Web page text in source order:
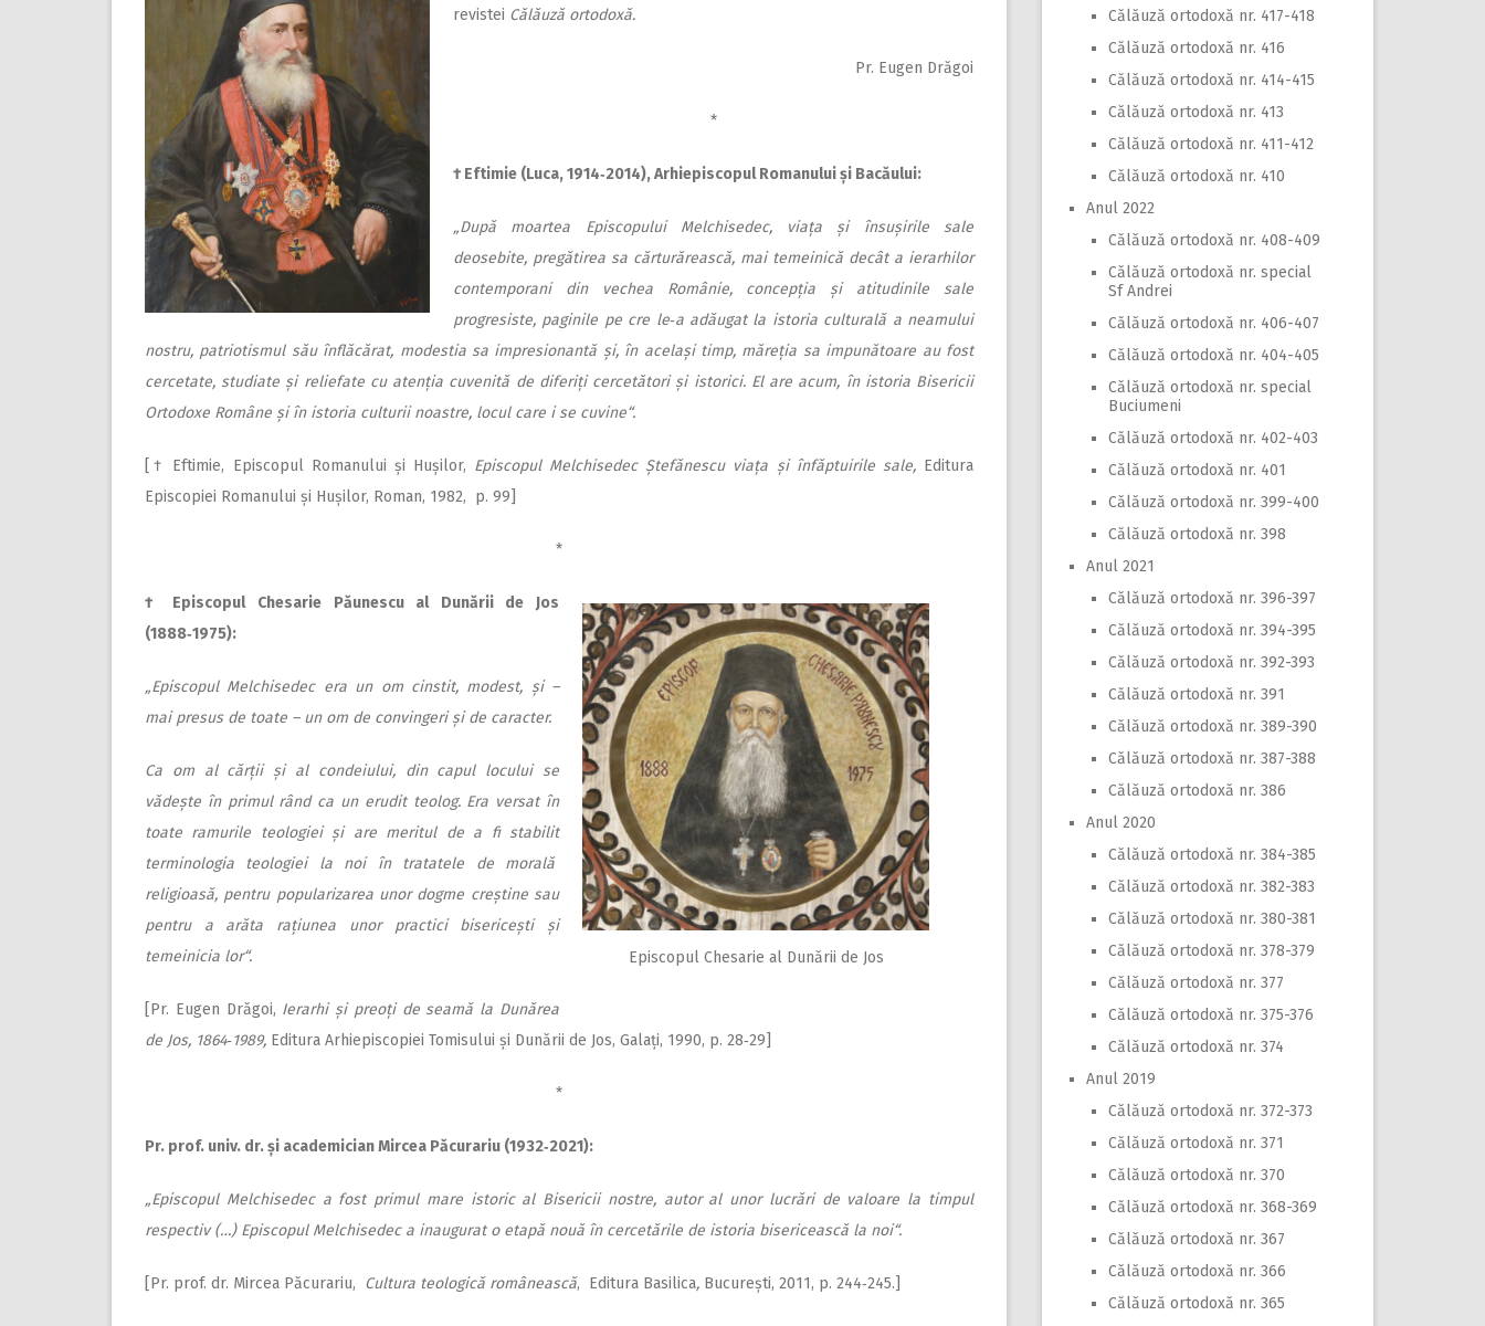
revistei Călăuză ortodoxă.
Pr. Eugen Drăgoi
*
† Eftimie (Luca, 1914‑2014), Arhiepiscopul Romanului și Bacăului:
„După moartea Episcopului Melchisedec, viața și însușirile sale
deosebite, pregătirea sa cărturărească, mai temeinică decât a ierarhilor
contemporani din vechea Românie, concepția și atitudinile sale
progresiste, paginile pe cre le‑a adăugat la istoria culturală a neamului
nostru, patriotismul său înflăcărat, modestia sa impresionantă și, în același timp, măreția sa impunătoare au fost
cercetate, studiate și reliefate cu atenția cuvenită de diferiți cercetători și istorici. El are acum, în istoria Bisericii
Ortodoxe Române și în istoria culturii noastre, locul care i se cuvine“.
[† Eftimie, Episcopul Romanului și Hușilor, Episcopul Melchisedec Ște­fănescu viața și înfăptuirile sale, Editura
Episcopiei Romanului și Hușilor, Roman, 1982, p. 99]
*
Episcopul Chesarie al Dunării de Jos
† Episcopul Chesarie Pău­­­nes­cu al Dunării de Jos
(1888‑1975):
„Episcopul Melchisedec era un om cinstit, modest, și –
mai presus de toate – un om de convingeri și de caracter.
Ca om al cărții și al condeiului, din capul locului se
vădește în primul rând ca un erudit teolog. Era versat în
toate ramurile teologiei și are meritul de a fi stabilit
terminologia teologiei la noi în tratatele de morală
religioasă, pentru popularizarea unor dogme creștine sau
pentru a arăta rațiunea unor practici bisericești și
temeinicia lor“.
[Pr. Eugen Drăgoi, Ierarhi și preoți de seamă la Dunărea
de Jos, 1864‑1989, Editura Arhiepiscopiei Tomisului și Dunării de Jos, Galați, 1990, p. 28‑29]
*
Pr. prof. univ. dr. și academician Mircea Păcurariu (1932‑2021):
„Episcopul Melchisedec a fost primul mare istoric al Bisericii nostre, autor al unor lucrări de valoare la timpul
respectiv (…) Epis­copul Melchisedec a inaugurat o etapă nouă în cercetările de istoria bisericească la noi“.
[Pr. prof. dr. Mircea Păcurariu, Cultura teologică românească, Editura Basilica, București, 2011, p. 244‑245.]
Călăuză ortodoxă nr. 417-418
Călăuză ortodoxă nr. 416
Călăuză ortodoxă nr. 414-415
Călăuză ortodoxă nr. 413
Călăuză ortodoxă nr. 411-412
Călăuză ortodoxă nr. 410
Anul 2022
Călăuză ortodoxă nr. 408-409
Călăuză ortodoxă nr. special
Sf Andrei
Călăuză ortodoxă nr. 406-407
Călăuză ortodoxă nr. 404-405
Călăuză ortodoxă nr. special
Buciumeni
Călăuză ortodoxă nr. 402-403
Călăuză ortodoxă nr. 401
Călăuză ortodoxă nr. 399-400
Călăuză ortodoxă nr. 398
Anul 2021
Călăuză ortodoxă nr. 396-397
Călăuză ortodoxă nr. 394-395
Călăuză ortodoxă nr. 392-393
Călăuză ortodoxă nr. 391
Călăuză ortodoxă nr. 389-390
Călăuză ortodoxă nr. 387-388
Călăuză ortodoxă nr. 386
Anul 2020
Călăuză ortodoxă nr. 384-385
Călăuză ortodoxă nr. 382-383
Călăuză ortodoxă nr. 380-381
Călăuză ortodoxă nr. 378-379
Călăuză ortodoxă nr. 377
Călăuză ortodoxă nr. 375-376
Călăuză ortodoxă nr. 374
Anul 2019
Călăuză ortodoxă nr. 372-373
Călăuză ortodoxă nr. 371
Călăuză ortodoxă nr. 370
Călăuză ortodoxă nr. 368-369
Călăuză ortodoxă nr. 367
Călăuză ortodoxă nr. 366
Călăuză ortodoxă nr. 365